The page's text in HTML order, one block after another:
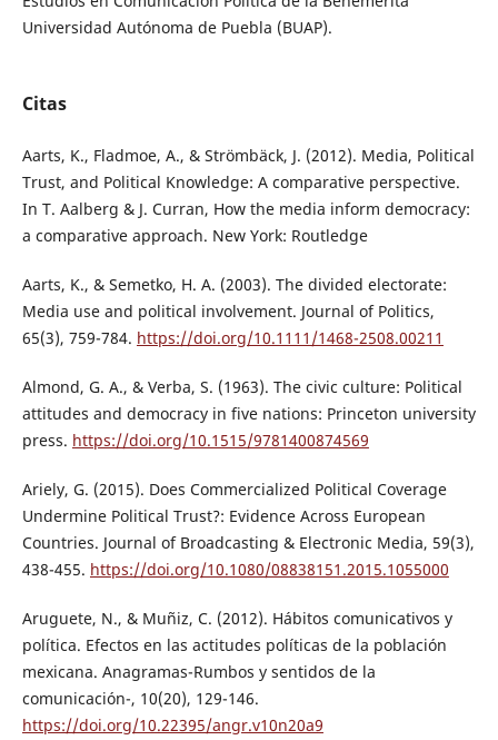
Universidad Autónoma de Puebla (BUAP).
Citas
Aarts, K., Fladmoe, A., & Strömbäck, J. (2012). Media, Political
Trust, and Political Knowledge: A comparative perspective.
In T. Aalberg & J. Curran, How the media inform democracy:
a comparative approach. New York: Routledge
Aarts, K., & Semetko, H. A. (2003). The divided electorate:
Media use and political involvement. Journal of Politics,
65(3), 759-784. https://doi.org/10.1111/1468-2508.00211
Almond, G. A., & Verba, S. (1963). The civic culture: Political
attitudes and democracy in five nations: Princeton university
press. https://doi.org/10.1515/9781400874569
Ariely, G. (2015). Does Commercialized Political Coverage
Undermine Political Trust?: Evidence Across European
Countries. Journal of Broadcasting & Electronic Media, 59(3),
438-455. https://doi.org/10.1080/08838151.2015.1055000
Aruguete, N., & Muñiz, C. (2012). Hábitos comunicativos y
política. Efectos en las actitudes políticas de la población
mexicana. Anagramas-Rumbos y sentidos de la
comunicación-, 10(20), 129-146.
https://doi.org/10.22395/angr.v10n20a9